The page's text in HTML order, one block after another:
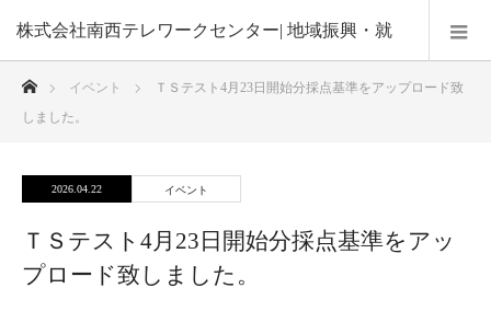
株式会社南西テレワークセンター| 地域振興・就
業機会の創出・在宅勤務による子育て支援
イベント
ＴＳテスト4月23日開始分採点基準をアップロード致
しました。
2026.04.22 イベント
ＴＳテスト4月23日開始分採点基準をアッ
プロード致しました。